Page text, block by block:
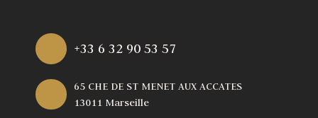
+33 6 32 90 53 57
65 CHE DE ST MENET AUX ACCATES
13011 Marseille